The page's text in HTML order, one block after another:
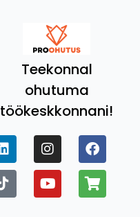
Teekonnal
ohutuma
töökeskkonnani!